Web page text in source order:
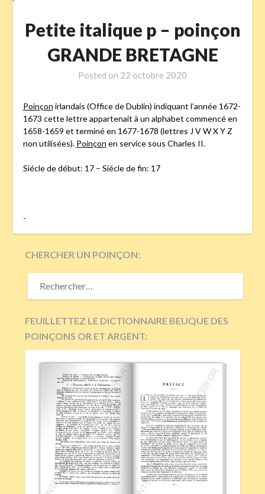
Petite italique p – poinçon
GRANDE BRETAGNE
Posted on 22 octobre 2020
Poinçon irlandais (Office de Dublin) indiquant l’année 1672-
1673 cette lettre appartenait à un alphabet commencé en
1658-1659 et terminé en 1677-1678 (lettres J V W X Y Z
non utilisées). Poinçon en service sous Charles II.
Siécle de début: 17 – Siécle de fin: 17
-
CHERCHER UN POINÇON:
RECHERCHER :
FEUILLETTEZ LE DICTIONNAIRE BEUQUE DES
POINÇONS OR ET ARGENT: